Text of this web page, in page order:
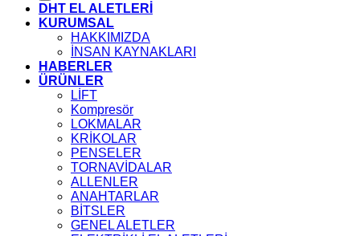
DHT EL ALETLERİ
KURUMSAL
HAKKIMIZDA
İNSAN KAYNAKLARI
HABERLER
ÜRÜNLER
LİFT
Kompresör
LOKMALAR
KRİKOLAR
PENSELER
TORNAVİDALAR
ALLENLER
ANAHTARLAR
BİTSLER
GENEL ALETLER